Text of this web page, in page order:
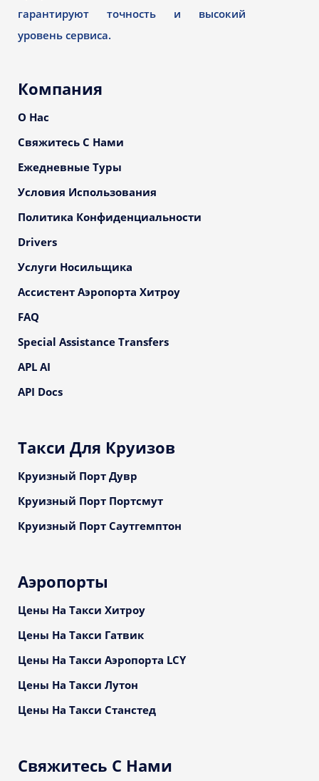
гарантируют точность и высокий
уровень сервиса.
Компания
О Нас
Свяжитесь С Нами
Ежедневные Туры
Условия Использования
Политика Конфиденциальности
Drivers
Услуги Носильщика
Ассистент Аэропорта Хитроу
FAQ
Special Assistance Transfers
APL AI
API Docs
Такси Для Круизов
Круизный Порт Дувр
Круизный Порт Портсмут
Круизный Порт Саутгемптон
Аэропорты
Цены На Такси Хитроу
Цены На Такси Гатвик
Цены На Такси Аэропорта LCY
Цены На Такси Лутон
Цены На Такси Станстед
Свяжитесь С Нами